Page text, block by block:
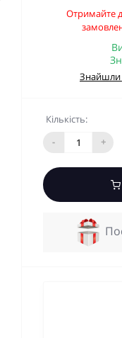
Отримайте
Знайшли
Кількість:
-
+